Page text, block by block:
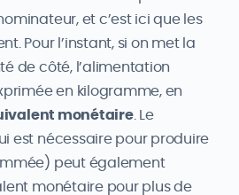
et c’est ici que les
Pour l’instant, si on met la
de côté, l’alimentation
en kilogramme, en
monétaire. Le
est nécessaire pour produire
peut également
monétaire pour plus de